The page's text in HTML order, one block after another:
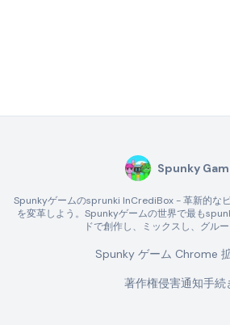
Spunky
Spunkyゲームのsprunki InCrediBox - 革新的な
を変革しよう。Spunkyゲームの世界で最も
ドで創作し、ミックスし、グルー
Spunky ゲーム Chrome
著作権侵害通知手続